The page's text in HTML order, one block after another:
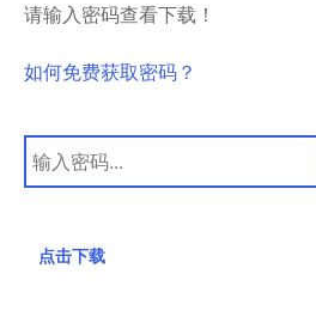
请输入密码查看下载！
如何免费获取密码？
点击下载